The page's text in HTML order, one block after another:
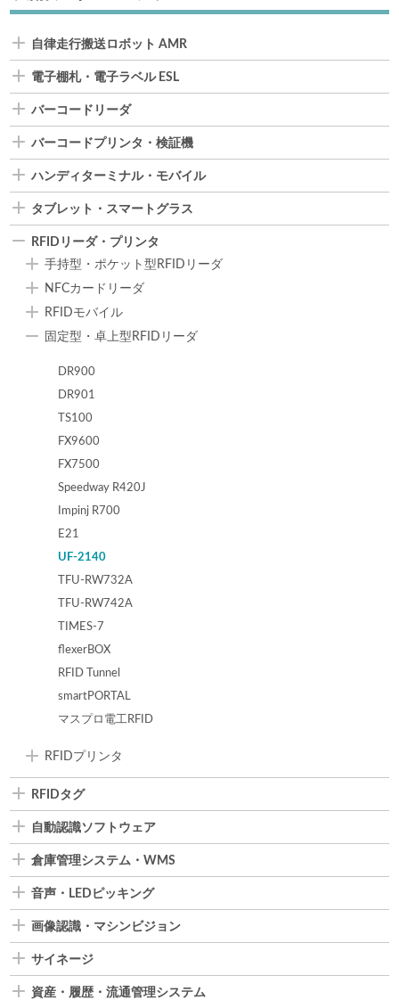
自律走行搬送ロボット AMR
電子棚札・電子ラベル ESL
バーコードリーダ
バーコードプリンタ・検証機
ハンディターミナル・モバイル
タブレット・スマートグラス
RFIDリーダ・プリンタ
手持型・ポケット型RFIDリーダ
NFCカードリーダ
RFIDモバイル
固定型・卓上型RFIDリーダ
DR900
DR901
TS100
FX9600
FX7500
Speedway R420J
Impinj R700
E21
UF-2140
TFU-RW732A
TFU-RW742A
TIMES-7
flexerBOX
RFID Tunnel
smartPORTAL
マスプロ電工RFID
RFIDプリンタ
RFIDタグ
自動認識ソフトウェア
倉庫管理システム・WMS
音声・LEDピッキング
画像認識・マシンビジョン
サイネージ
資産・履歴・流通管理システム